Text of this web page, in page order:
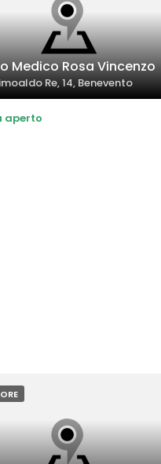
Medico Rosa Vincenzo
Re, 14, Benevento
aperto